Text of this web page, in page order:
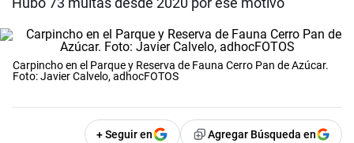
Carpincho en el Parque y Reserva de Fauna Cerro Pan de Azúcar.
Foto: Javier Calvelo, adhocFOTOS
+ Seguir en Agregar Búsqueda en